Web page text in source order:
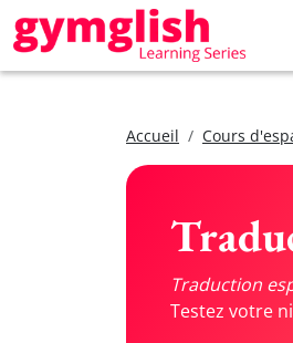
Accueil Cours
Traduction
Testez votre